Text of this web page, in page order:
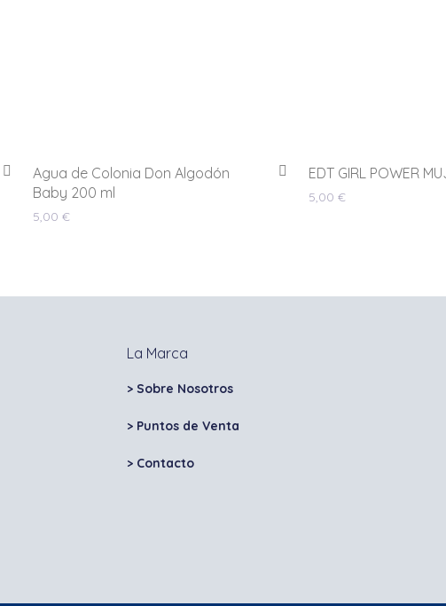
Agua de Colonia Don Algodón
Baby 200 ml
5,00 €
EDT GIRL POWER
5,00 €
La Marca
> Sobre Nosotros
> Puntos de Venta
> Contacto